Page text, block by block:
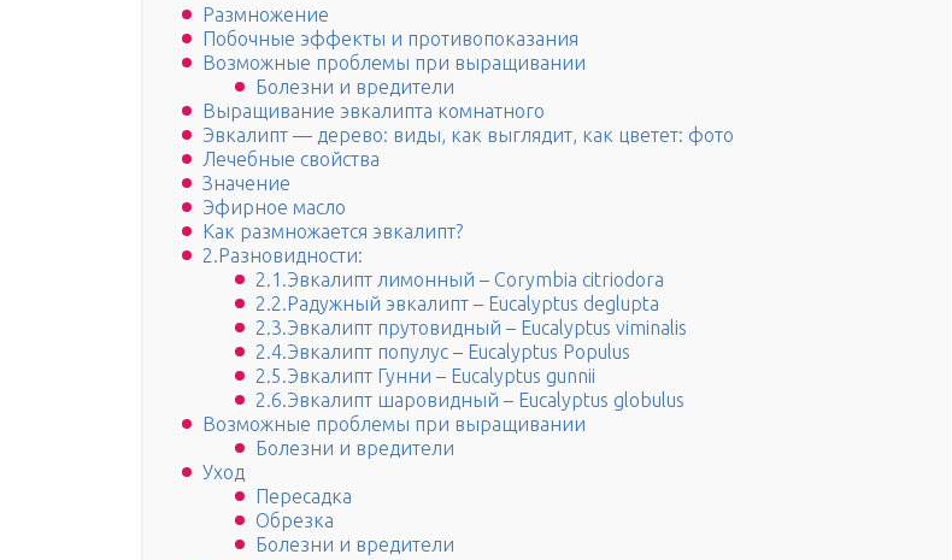
Размножение
Побочные эффекты и противопоказания
Возможные проблемы при выращивании
Болезни и вредители
Выращивание эвкалипта комнатного
Эвкалипт — дерево: виды, как выглядит, как цветет: фото
Лечебные свойства
Значение
Эфирное масло
Как размножается эвкалипт?
2.Разновидности:
2.1.Эвкалипт лимонный – Corymbia citriodora
2.2.Радужный эвкалипт – Eucalyptus deglupta
2.3.Эвкалипт прутовидный – Eucalyptus viminalis
2.4.Эвкалипт популус – Eucalyptus Populus
2.5.Эвкалипт Гунни – Eucalyptus gunnii
2.6.Эвкалипт шаровидный – Eucalyptus globulus
Возможные проблемы при выращивании
Болезни и вредители
Уход
Пересадка
Обрезка
Болезни и вредители